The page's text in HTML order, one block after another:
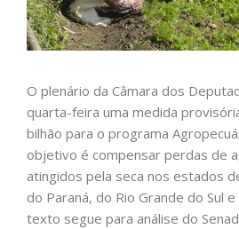
O plenário da Câmara dos
quarta-feira uma medida
bilhão para o programa
objetivo é compensar perdas de
atingidos pela seca nos estados
do Paraná, do Rio Grande do Sul
texto segue para análise do